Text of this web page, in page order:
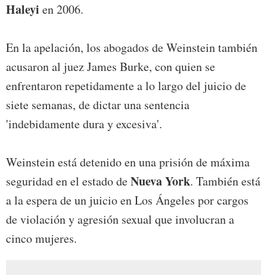
Haleyi en 2006.
En la apelación, los abogados de Weinstein también
acusaron al juez James Burke, con quien se
enfrentaron repetidamente a lo largo del juicio de
siete semanas, de dictar una sentencia
'indebidamente dura y excesiva'.
Weinstein está detenido en una prisión de máxima
seguridad en el estado deNueva York. También está
a la espera de un juicio en Los Ángeles por cargos
de violación y agresión sexual que involucran a
cinco mujeres.